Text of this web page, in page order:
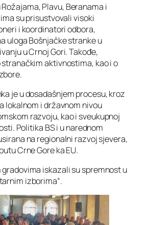
Plavu, Beranama i
su prisustvovali visoki
i koordinatori odbora,
uloga Bošnjačke stranke u
u Crnoj Gori. Takođe,
aktivnostima, kao i o
je u dosadašnjem procesu, kroz
lokalnom i državnom nivou
razvoju, kao i sveukupnoj
Politika BS i u narednom
na regionalni razvoj sjevera,
Crne Gore ka EU.
gradovima iskazali su spremnost u
izborima“.